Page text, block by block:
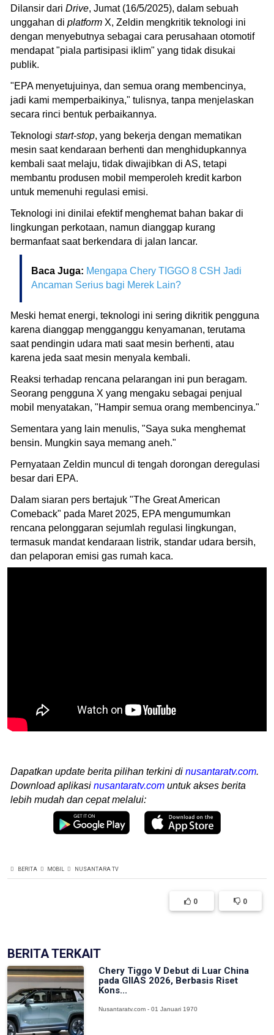
Dilansir dari Drive, Jumat (16/5/2025), dalam sebuah
unggahan di platform X, Zeldin mengkritik teknologi ini
dengan menyebutnya sebagai cara perusahaan otomotif
mendapat "piala partisipasi iklim" yang tidak disukai
publik.
"EPA menyetujuinya, dan semua orang membencinya,
jadi kami memperbaikinya," tulisnya, tanpa menjelaskan
secara rinci bentuk perbaikannya.
Teknologi start-stop, yang bekerja dengan mematikan
mesin saat kendaraan berhenti dan menghidupkannya
kembali saat melaju, tidak diwajibkan di AS, tetapi
membantu produsen mobil memperoleh kredit karbon
untuk memenuhi regulasi emisi.
Teknologi ini dinilai efektif menghemat bahan bakar di
lingkungan perkotaan, namun dianggap kurang
bermanfaat saat berkendara di jalan lancar.
Baca Juga: Mengapa Chery TIGGO 8 CSH Jadi
Ancaman Serius bagi Merek Lain?
Meski hemat energi, teknologi ini sering dikritik pengguna
karena dianggap mengganggu kenyamanan, terutama
saat pendingin udara mati saat mesin berhenti, atau
karena jeda saat mesin menyala kembali.
Reaksi terhadap rencana pelarangan ini pun beragam.
Seorang pengguna X yang mengaku sebagai penjual
mobil menyatakan, "Hampir semua orang membencinya."
Sementara yang lain menulis, "Saya suka menghemat
bensin. Mungkin saya memang aneh."
Pernyataan Zeldin muncul di tengah dorongan deregulasi
besar dari EPA.
Dalam siaran pers bertajuk "The Great American
Comeback" pada Maret 2025, EPA mengumumkan
rencana pelonggaran sejumlah regulasi lingkungan,
termasuk mandat kendaraan listrik, standar udara bersih,
dan pelaporan emisi gas rumah kaca.
Dapatkan update berita pilihan terkini di nusantaratv.com.
Download aplikasi nusantaratv.com untuk akses berita
lebih mudah dan cepat melalui:
BERITA MOBIL NUSANTARA TV
0 0
BERITA TERKAIT
Chery Tiggo V Debut di Luar China
pada GIIAS 2026, Berbasis Riset
Kons...
Nusantaratv.com - 01 Januari 1970